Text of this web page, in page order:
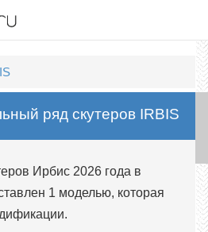
ряд скутеров IRBIS
Ирбис 2026 года в
1 моделью, которая